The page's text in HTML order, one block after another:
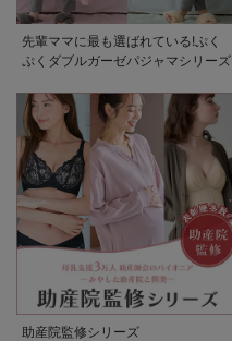
先輩ママに最も選ばれている!ぷく
ぷくダブルガーゼパジャマシリーズ
助産院監修シリーズ